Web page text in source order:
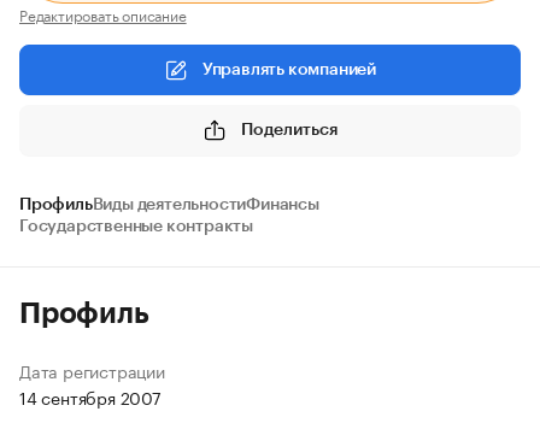
Редактировать описание
Управлять компанией
Поделиться
ПрофильВиды деятельностиФинансы
Государственные контракты
Профиль
Дата регистрации
14 сентября 2007